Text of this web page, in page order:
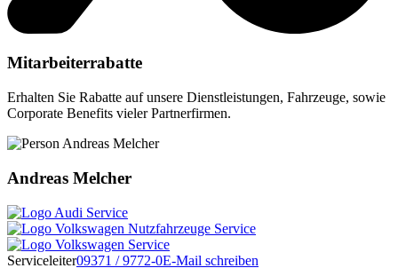
Mitarbeiterrabatte
Erhalten Sie Rabatte auf unsere Dienstleistungen, Fahrzeuge, sowie
Corporate Benefits vieler Partnerfirmen.
Andreas Melcher
Serviceleiter09371 / 9772-0E-Mail schreiben